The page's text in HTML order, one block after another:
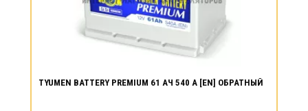
TYUMEN BATTERY PREMIUM 61 АЧ 540 А [EN] ОБРАТНЫЙ